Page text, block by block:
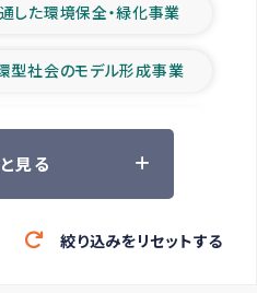
した環境保全・緑化事業
型社会のモデル形成事業
加者の声
援の時代
見る
絞り込みをリセットする